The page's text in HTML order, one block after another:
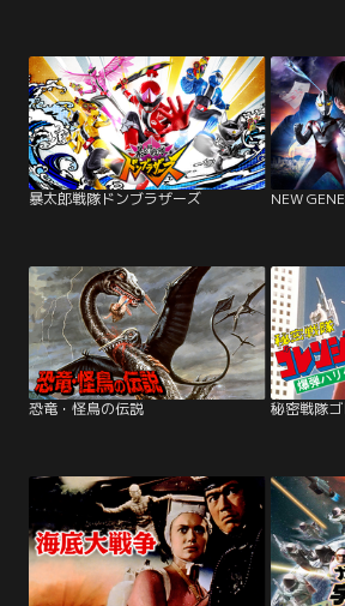
暴太郎戦隊ドンブラザーズ
恐竜・怪鳥の伝説